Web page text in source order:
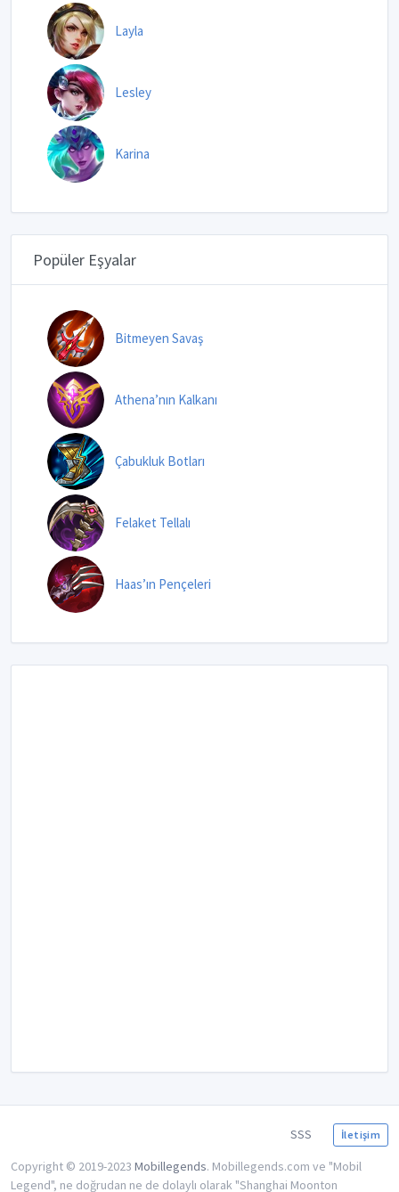
Layla
Lesley
Karina
Popüler Eşyalar
Bitmeyen Savaş
Athena’nın Kalkanı
Çabukluk Botları
Felaket Tellalı
Haas’ın Pençeleri
SSS İletişim
Copyright © 2019-2023 Mobillegends. Mobillegends.com ve "Mobil
Legend", ne doğrudan ne de dolaylı olarak "Shanghai Moonton